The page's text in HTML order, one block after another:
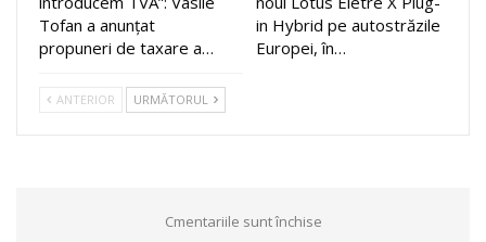
Tofan a anunțat
propuneri de taxare a…
in Hybrid pe autostrăzile
Europei, în…
ANTERIOR URMĂTORUL
Cmentariile sunt închise